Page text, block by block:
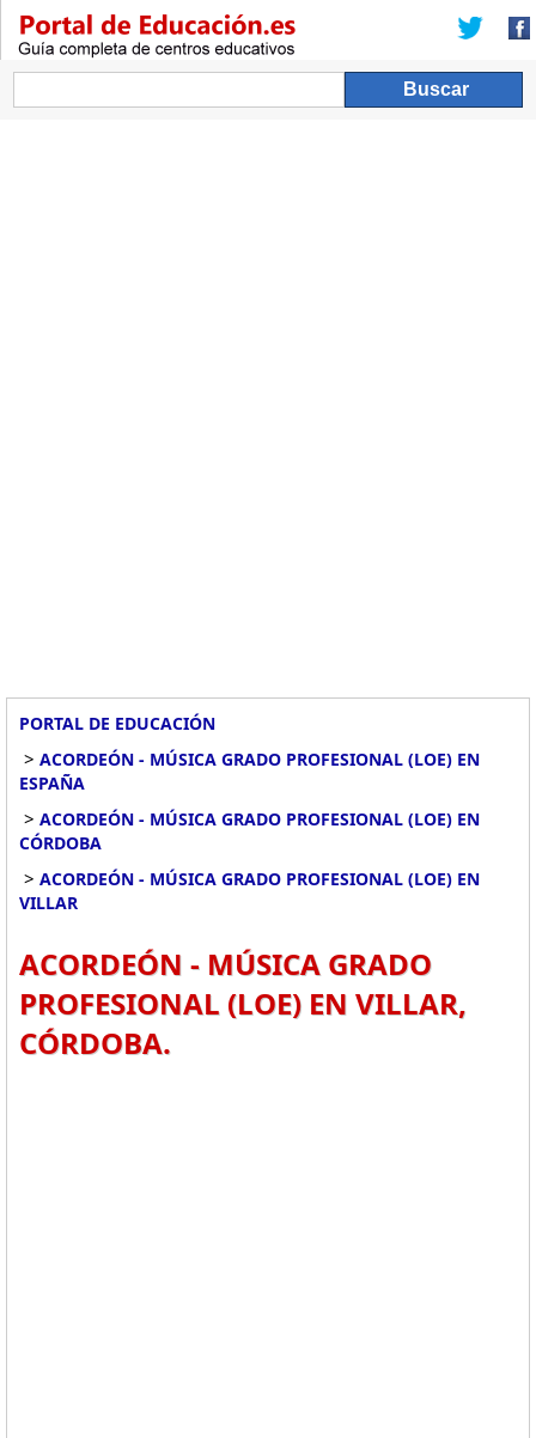
PORTAL DE EDUCACIÓN
> ACORDEÓN - MÚSICA GRADO PROFESIONAL (LOE) EN
ESPAÑA
> ACORDEÓN - MÚSICA GRADO PROFESIONAL (LOE) EN
CÓRDOBA
> ACORDEÓN - MÚSICA GRADO PROFESIONAL (LOE) EN
VILLAR
ACORDEÓN - MÚSICA GRADO
PROFESIONAL (LOE) EN VILLAR,
CÓRDOBA.